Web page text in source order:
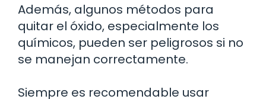
Además, algunos métodos para
quitar el óxido, especialmente los
químicos, pueden ser peligrosos si no
se manejan correctamente.
Siempre es recomendable usar